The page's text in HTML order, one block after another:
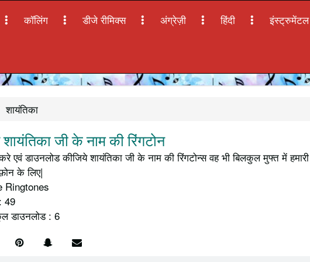
कॉलिंग डीजे रीमिक्स अंग्रेज़ी हिंदी इंस्ट्रुमेंटल
शायंतिका
जी के नाम की रिंगटोन
एवं डाउनलोड कीजिये शायंतिका जी के नाम की रिंगटोन्स वह भी बिलकुल मुफ्त में
के लिए|
Ringtones
49
डाउनलोड : 6